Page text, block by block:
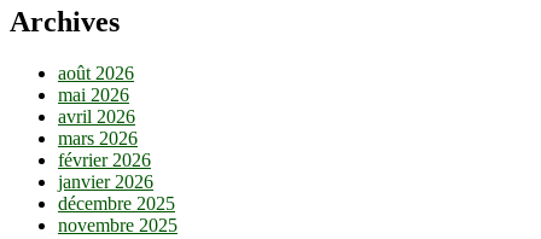
Archives
août 2026
mai 2026
avril 2026
mars 2026
février 2026
janvier 2026
décembre 2025
novembre 2025